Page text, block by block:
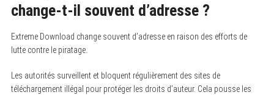
change-t-il souvent d’adresse ?
Extreme Download change souvent d’adresse en raison des efforts de
lutte contre le piratage.
Les autorités surveillent et bloquent régulièrement des sites de
téléchargement illégal pour protéger les droits d’auteur. Cela pousse les